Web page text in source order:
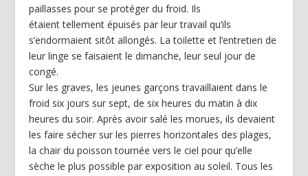
paillasses pour se protéger du froid. Ils
étaient tellement épuisés par leur travail qu’ils
s’endormaient sitôt allongés. La toilette et l’entretien de
leur linge se faisaient le dimanche, leur seul jour de
congé.
Sur les graves, les jeunes garçons travaillaient dans le
froid six jours sur sept, de six heures du matin à dix
heures du soir. Après avoir salé les morues, ils devaient
les faire sécher sur les pierres horizontales des plages,
la chair du poisson tournée vers le ciel pour qu’elle
sèche le plus possible par exposition au soleil. Tous les